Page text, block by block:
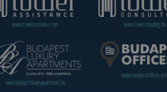
www.towerassistance.com www.towerconsulting.hu
www.budapestluxuryapartments.hu
www.budapestoffices.net